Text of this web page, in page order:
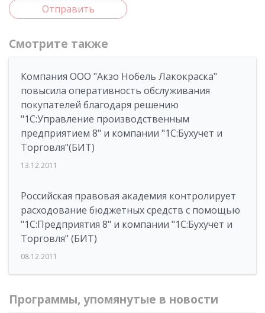
Отправить
Смотрите также
Компания ООО "Акзо Нобель Лакокраска"
повысила оперативность обслуживания
покупателей благодаря решению
"1С:Управление производственным
предприятием 8" и компании "1С:Бухучет и
Торговля"(БИТ)
13.12.2011
Российская правовая академия контролирует
расходование бюджетных средств с помощью
"1С:Предприятия 8" и компании "1С:Бухучет и
Торговля" (БИТ)
08.12.2011
Программы, упомянутые в новости